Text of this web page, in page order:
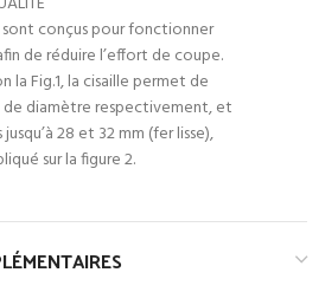
sont conçus pour fonctionner
de réduire l’effort de coupe.
la Fig.1, la cisaille permet de
de diamètre respectivement, et
28 et 32 mm (fer lisse),
sur la figure 2.